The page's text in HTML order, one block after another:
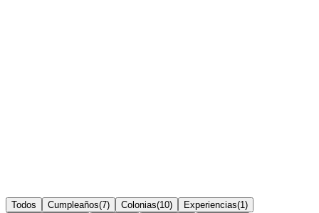
Todos Cumpleaños(7) Colonias(10) Experiencias(1 )